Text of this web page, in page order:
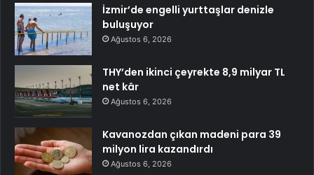
İzmir’de engelli yurttaşlar denizle
buluşuyor
Ağustos 6, 2026
THY’den ikinci çeyrekte 8,9 milyar TL
net kâr
Ağustos 6, 2026
Kavanozdan çıkan madeni para 39
milyon lira kazandırdı
Ağustos 6, 2026